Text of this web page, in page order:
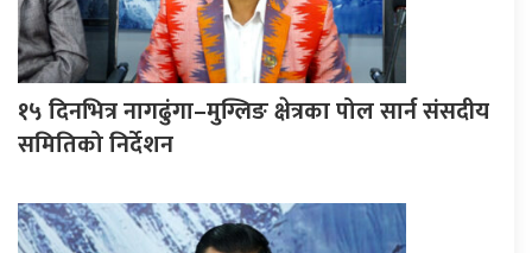
१५ दिनभित्र नागढुंगा–मुग्लिङ क्षेत्रका पोल सार्न संसदीय
समितिको निर्देशन